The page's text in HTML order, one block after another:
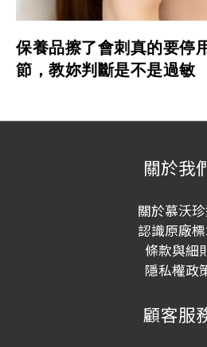
保養品擦了會刺真的要停
節，教妳判斷是不是過敏
關於我
關於慕沃
認識原廠
條款與細
隱私權政
顧客服